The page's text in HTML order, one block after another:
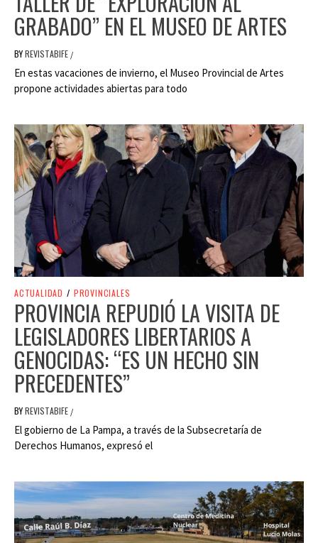
GRABADO” EN EL MUSEO DE ARTES
BYREVISTABIFE /
En estas vacaciones de invierno, el Museo Provincial de Artes
propone actividades abiertas para todo
ACTUALIDAD / PROVINCIALES
PROVINCIA REPUDIÓ LA VISITA DE
LEGISLADORES LIBERTARIOS A
GENOCIDAS: “ES UN HECHO SIN
PRECEDENTES”
BYREVISTABIFE /
El gobierno de La Pampa, a través de la Subsecretaría de
Derechos Humanos, expresó el